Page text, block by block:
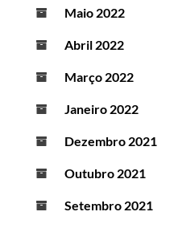
Maio 2022
Abril 2022
Março 2022
Janeiro 2022
Dezembro 2021
Outubro 2021
Setembro 2021